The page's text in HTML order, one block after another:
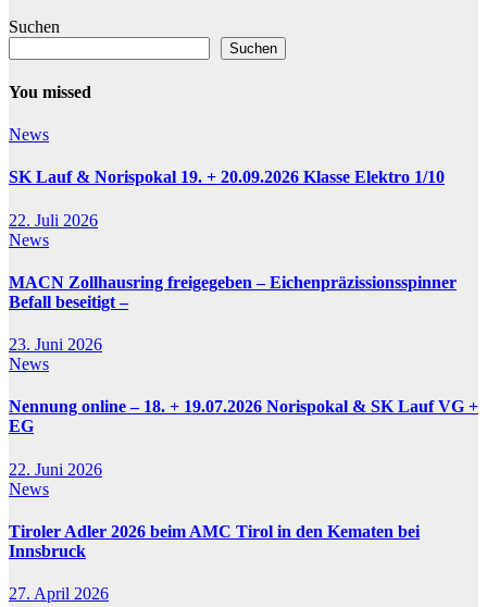
Suchen
Suchen
You missed
News
SK Lauf & Norispokal 19. + 20.09.2026 Klasse Elektro 1/10
22. Juli 2026
News
MACN Zollhausring freigegeben – Eichenpräzissionsspinner
Befall beseitigt –
23. Juni 2026
News
Nennung online – 18. + 19.07.2026 Norispokal & SK Lauf VG +
EG
22. Juni 2026
News
Tiroler Adler 2026 beim AMC Tirol in den Kematen bei
Innsbruck
27. April 2026